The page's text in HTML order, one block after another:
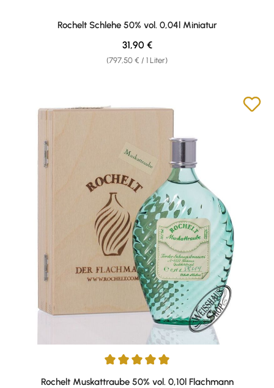
Rochelt Schlehe 50% vol. 0,04l Miniatur
(797,50 € / 1 Liter)
Regulärer Preis:
31,90 €
Durchschnittliche Bewertung von 5 von 5 Sternen
Rochelt Muskattraube 50% vol. 0,10l Flachmann